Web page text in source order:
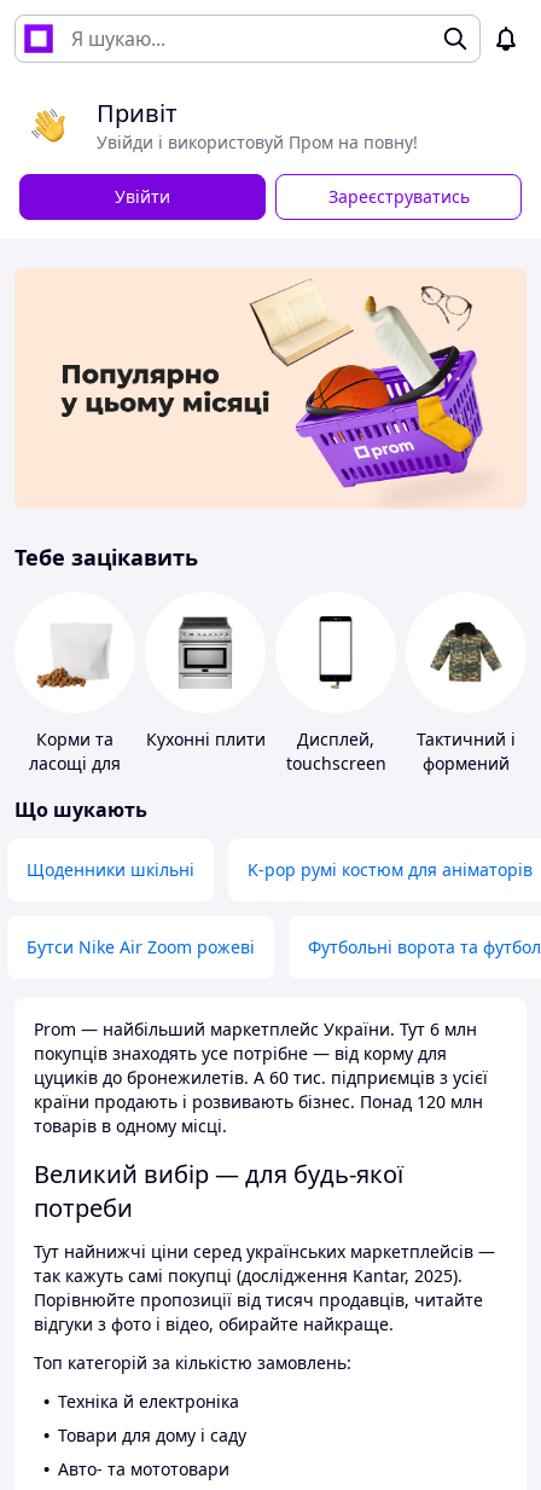
Привіт
Увійди і використовуй Пром на повну!
Увійти Зареєструватись
Тебе зацікавить
Корми та
ласощі для
тварин і
Кухонні плити
Дисплей,
touchscreen
Тактичний і
формений
Що шукають
Щоденники шкільні K-pop румі костюм для аніматорів
Бутси Nike Air Zoom рожеві Футбольні ворота та
Prom — найбільший маркетплейс України. Тут 6 млн
покупців знаходять усе потрібне — від корму для
цуциків до бронежилетів. А 60 тис. підприємців з усієї
країни продають і розвивають бізнес. Понад 120 млн
товарів в одному місці.
Великий вибір — для будь-якої
потреби
Тут найнижчі ціни серед українських маркетплейсів —
так кажуть самі покупці (дослідження Kantar, 2025).
Порівнюйте пропозиції від тисяч продавців, читайте
відгуки з фото і відео, обирайте найкраще.
Топ категорій за кількістю замовлень:
Техніка й електроніка
Товари для дому і саду
Авто- та мототовари